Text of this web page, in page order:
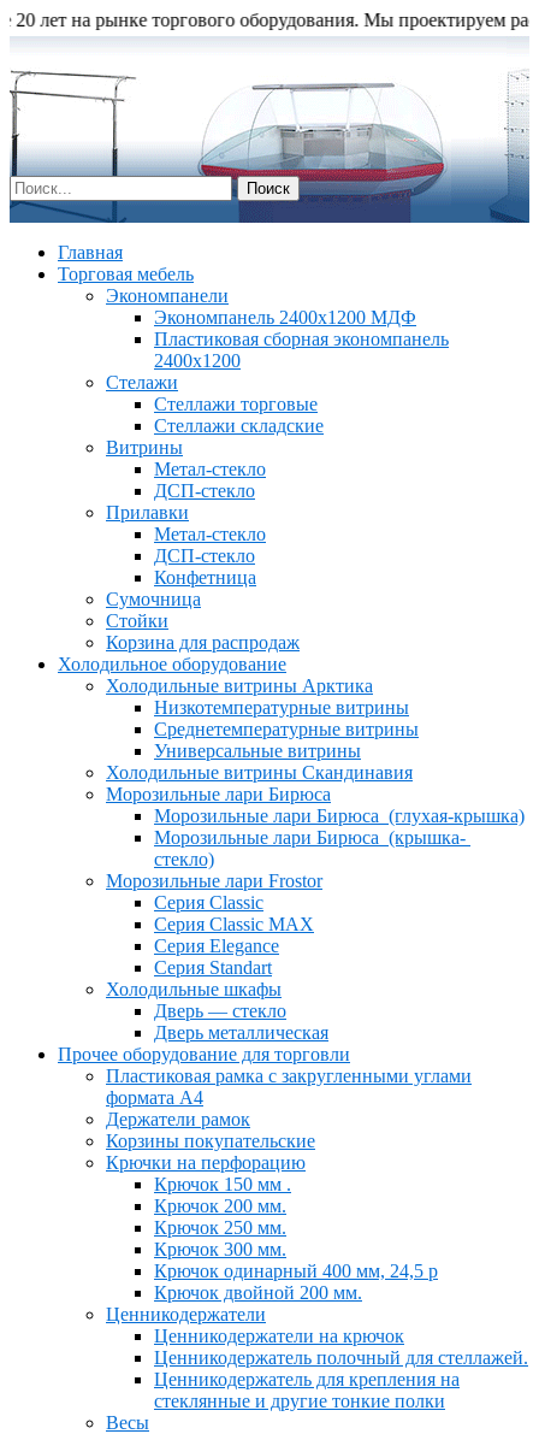
на рынке торгового оборудования. Мы проектируем
Главная
Торговая мебель
Экономпанели
Экономпанель 2400х1200 МДФ
Пластиковая сборная экономпанель
2400х1200
Стелажи
Стеллажи торговые
Стеллажи складские
Витрины
Метал-стекло
ДСП-стекло
Прилавки
Метал-стекло
ДСП-стекло
Конфетница
Сумочница
Стойки
Корзина для распродаж
Холодильное оборудование
Холодильные витрины Арктика
Низкотемпературные витрины
Среднетемпературные витрины
Универсальные витрины
Холодильные витрины Скандинавия
Морозильные лари Бирюса
Морозильные лари Бирюса (глухая-крышка)
Морозильные лари Бирюса (крышка-
стекло)
Морозильные лари Frostor
Серия Classic
Серия Classic MAX
Серия Elegance
Серия Standart
Холодильные шкафы
Дверь — стекло
Дверь металлическая
Прочее оборудование для торговли
Пластиковая рамка с закругленными углами
формата А4
Держатели рамок
Корзины покупательские
Крючки на перфорацию
Крючок 150 мм .
Крючок 200 мм.
Крючок 250 мм.
Крючок 300 мм.
Крючок одинарный 400 мм, 24,5 р
Крючок двойной 200 мм.
Ценникодержатели
Ценникодержатели на крючок
Ценникодержатель полочный для стеллажей.
Ценникодержатель для крепления на
стеклянные и другие тонкие полки
Весы